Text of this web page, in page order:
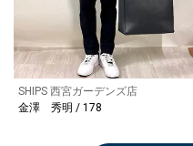
SHIPS 西宮ガーデンズ店
金澤 秀明 / 178